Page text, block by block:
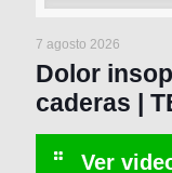
7 agosto 2026
Dolor
caderas |